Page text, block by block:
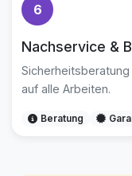
6
Nachservice &
auf alle Arbeiten.
Beratung